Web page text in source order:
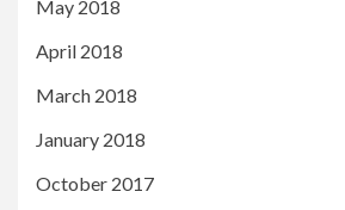
May 2018
April 2018
March 2018
January 2018
October 2017